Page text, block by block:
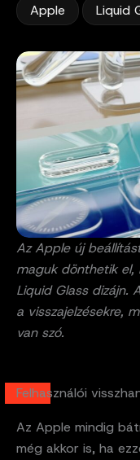
Apple Liquid
Az Apple új
maguk dönthetik el,
Liquid Glass dizájn.
a visszajelzésekre,
van szó.
Felhasználói
Az Apple mindig
még akkor is, ha